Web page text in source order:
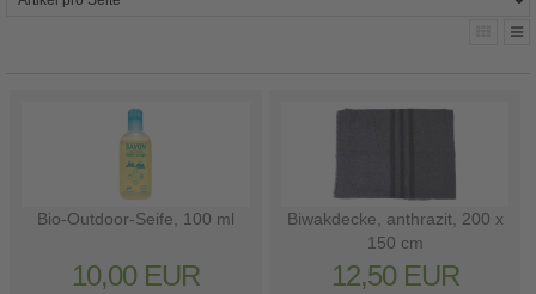
Bio-Outdoor-Seife, 100 ml
10,00 EUR
Biwakdecke, anthrazit, 200 x
150 cm
12,50 EUR